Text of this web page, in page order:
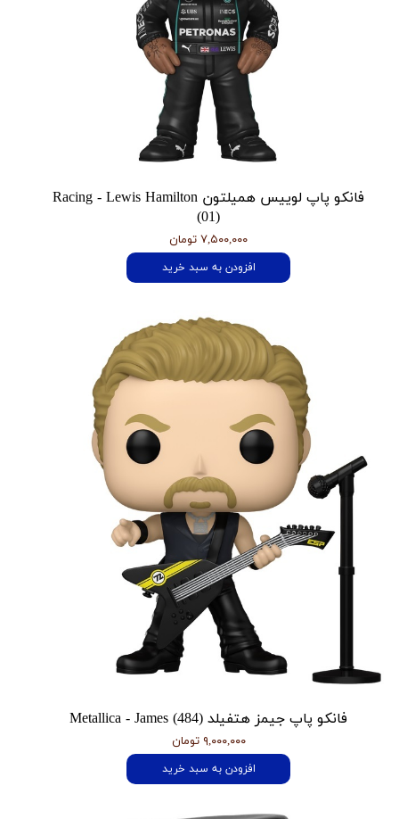
فانکو پاپ لوییس همیلتون Racing - Lewis Hamilton
(01)
۷,۵۰۰,۰۰۰ تومان
افزودن به سبد خرید
فانکو پاپ جیمز هتفیلد Metallica - James (484)
۹,۰۰۰,۰۰۰ تومان
افزودن به سبد خرید